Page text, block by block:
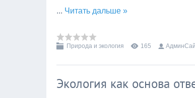
... Читать дальше »
Природа и экология 165
Экология как основа